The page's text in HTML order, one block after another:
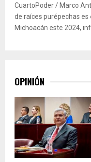
CuartoPoder / Marco
de raíces purépechas
Michoacán este 2024,
OPINIÓN